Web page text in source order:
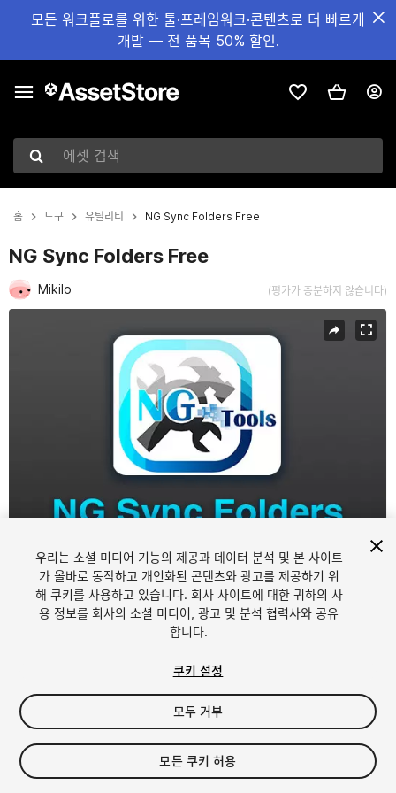
모든 워크플로를 위한 툴·프레임워크·콘텐츠로 더 빠르게
개발 — 전 품목 50% 할인.
에셋 검색
홈 도구 유틸리티 NG Sync Folders Free
NG Sync Folders Free
Mikilo (평가가 충분하지 않습니다)
1/6
FREE
내 에셋에 추가하기
우리는 소셜 미디어 기능의 제공과 데이터 분석 및 본 사이트
가 올바로 동작하고 개인화된 콘텐츠와 광고를 제공하기 위
해 쿠키를 사용하고 있습니다. 회사 사이트에 대한 귀하의 사
용 정보를 회사의 소셜 미디어, 광고 및 분석 협력사와 공유
합니다.
쿠키 설정
모두 거부
모든 쿠키 허용